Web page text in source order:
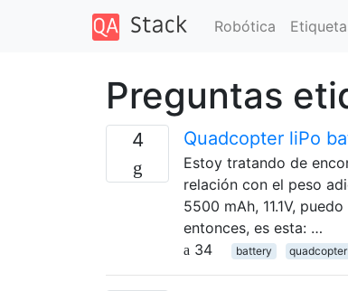
Robótica
Preguntas
4 Quadcopter liPo
Estoy tratando de
relación con el peso
5500 mAh, 11.1V,
entonces, es esta: …
34
battery quadcopter